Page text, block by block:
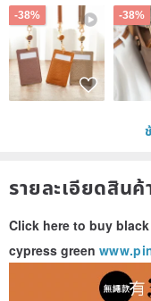
-38% -38%
รายละเอียดสินค้
Click here to buy
cypress green